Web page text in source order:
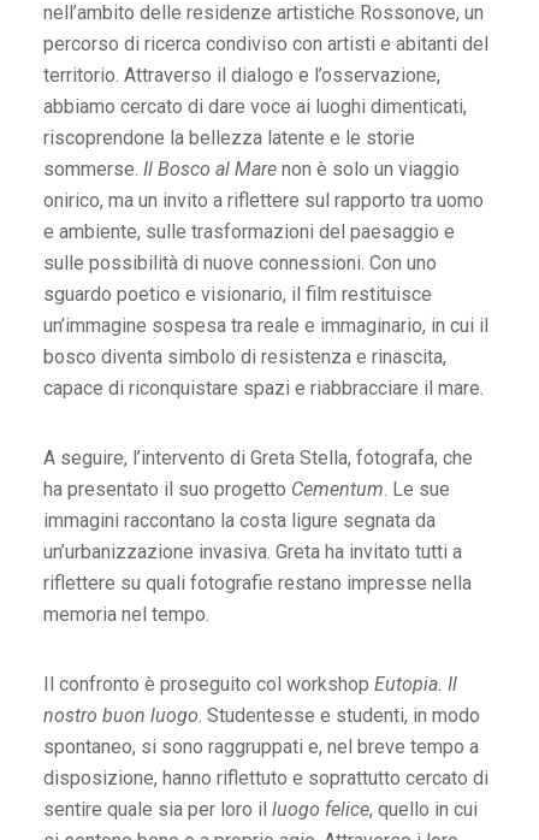
nell’ambito delle residenze artistiche Rossonove, un
percorso di ricerca condiviso con artisti e abitanti del
territorio. Attraverso il dialogo e l’osservazione,
abbiamo cercato di dare voce ai luoghi dimenticati,
riscoprendone la bellezza latente e le storie
sommerse. Il Bosco al Mare non è solo un viaggio
onirico, ma un invito a riflettere sul rapporto tra uomo
e ambiente, sulle trasformazioni del paesaggio e
sulle possibilità di nuove connessioni. Con uno
sguardo poetico e visionario, il film restituisce
un’immagine sospesa tra reale e immaginario, in cui il
bosco diventa simbolo di resistenza e rinascita,
capace di riconquistare spazi e riabbracciare il mare.
A seguire, l’intervento di Greta Stella, fotografa, che
ha presentato il suo progetto Cementum. Le sue
immagini raccontano la costa ligure segnata da
un’urbanizzazione invasiva. Greta ha invitato tutti a
riflettere su quali fotografie restano impresse nella
memoria nel tempo.
Il confronto è proseguito col workshop Eutopia. Il
nostro buon luogo. Studentesse e studenti, in modo
spontaneo, si sono raggruppati e, nel breve tempo a
disposizione, hanno riflettuto e soprattutto cercato di
sentire quale sia per loro il luogo felice, quello in cui